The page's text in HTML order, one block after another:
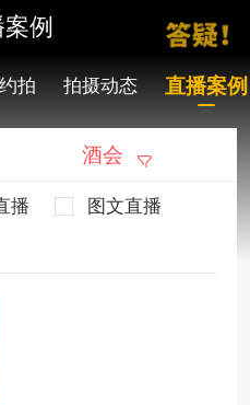
例
拍 拍摄动态 直播案例
酒会
播
图文直播